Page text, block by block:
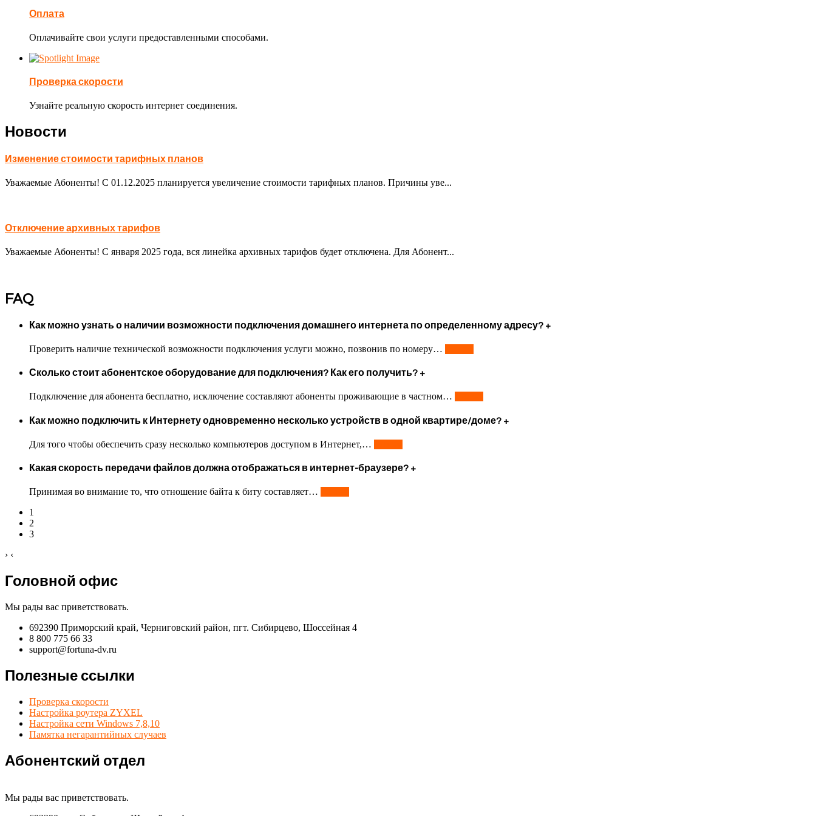
Оплата
Оплачивайте свои услуги предоставленными способами.
Проверка скорости
Узнайте реальную скорость интернет соединения.
Новости
Изменение стоимости тарифных планов
Уважаемые Абоненты! С 01.12.2025 планируется увеличение стоимости тарифных планов. Причины уве...
Отключение архивных тарифов
Уважаемые Абоненты! С января 2025 года, вся линейка архивных тарифов будет отключена. Для Абонент...
FAQ
Как можно узнать о наличии возможности подключения домашнего интернета по определенному адресу? +
Проверить наличие технической возможности подключения услуги можно, позвонив по номеру…
Сколько стоит абонентское оборудование для подключения? Как его получить? +
Подключение для абонента бесплатно, исключение составляют абоненты проживающие в частном…
Как можно подключить к Интернету одновременно несколько устройств в одной квартире/доме? +
Для того чтобы обеспечить сразу несколько компьютеров доступом в Интернет,…
Какая скорость передачи файлов должна отображаться в интернет-браузере? +
Принимая во внимание то, что отношение байта к биту составляет…
1
2
3
› ‹
Головной офис
Мы рады вас приветствовать.
692390 Приморский край, Черниговский район, пгт. Сибирцево, Шоссейная 4
8 800 775 66 33
support@fortuna-dv.ru
Полезные ссылки
Проверка скорости
Настройка роутера ZYXEL
Настройка сети Windows 7,8,10
Памятка негарантийных случаев
Абонентский отдел
Мы рады вас приветствовать.